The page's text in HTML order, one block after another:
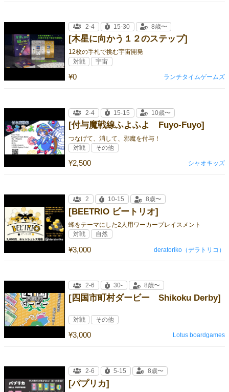
[木星に向かう１２のステップ]
12枚の手札で挑む宇宙開発
¥0
2-4 15-30 8歳〜
対戦 宇宙
ランチタイムゲームズ
[付与魔戦線ふよふよ Fuyo-Fuyo]
つなげて、消して、邪魔を付与！
¥2,500
2-4 15-15 10歳〜
対戦 その他
シャオキッズ
[BEETRIO ビートリオ]
蜂をテーマにした2人用ワーカープレイスメント
¥3,000
2 10-15 8歳〜
対戦 自然
deratoriko（デラトリコ）
[四国市町村ダービー Shikoku Derby]
¥3,000
2-6 30- 8歳〜
対戦 その他
Lotus boardgames
[パプリカ]
2-6 5-15 8歳〜